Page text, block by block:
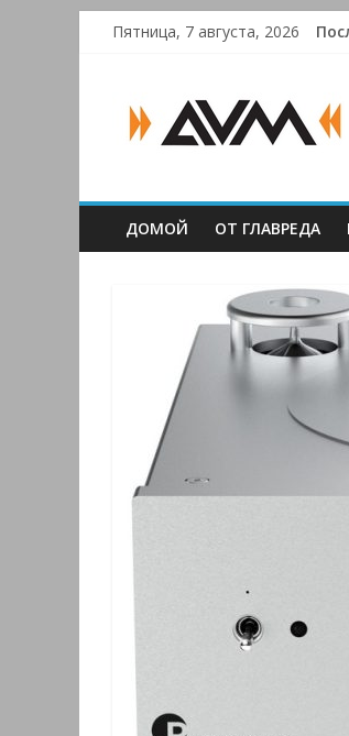
Пятница, 7 августа, 2026
AUDIO,
VIDEO
&
Мультимедиа
ДОМОЙ ОТ ГЛАВРЕДА